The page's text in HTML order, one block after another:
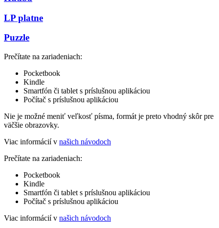
LP platne
Puzzle
Prečítate na zariadeniach:
Pocketbook
Kindle
Smartfón či tablet s príslušnou aplikáciou
Počítač s príslušnou aplikáciou
Nie je možné meniť veľkosť písma, formát je preto vhodný skôr pre
väčšie obrazovky.
Viac informácií v našich návodoch
Prečítate na zariadeniach:
Pocketbook
Kindle
Smartfón či tablet s príslušnou aplikáciou
Počítač s príslušnou aplikáciou
Viac informácií v našich návodoch